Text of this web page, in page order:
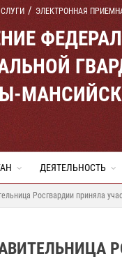
ЭЛЕКТРОННАЯ
ДЕЯТЕЛЬНОСТЬ
Росгвардии приняла